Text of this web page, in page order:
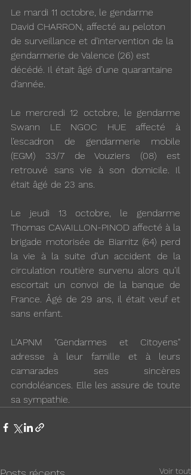
Le mardi 11 octobre, le gendarme
David CHARRON, affecté au peloton
de surveillance et d’intervention de la
gendarmerie de Valence (26) est
décédé. Il était âgé d’une quarantaine
d’année.
Le mercredi 12 octobre, le gendarme
Swann LE NGOC HUE affecté à
l’escadron de gendarmerie mobile
(EGM) 33/7 de Vouziers (08) est
retrouvé sans vie à son domicile. Il
était âgé de 23 ans.
Le jeudi 13 octobre, le gendarme
Thomas CAVAILLON-PINOD affecté à la
brigade motorisée de Biarritz (64) perd
la vie à la suite d’un accident de la
circulation routière survenu alors qu’il
escortait un convoi de la banque de
France. Âgé de 29 ans, il était veuf et
sans enfant.
L'APNM "Gendarmes et Citoyens"
adresse à leur famille et à leurs
camarades ses sincères
condoléances. Elle les assure de toute
sa sympathie.
Voir tout